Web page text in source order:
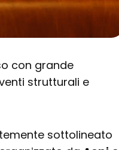
con grande
strutturali e
sottolineato